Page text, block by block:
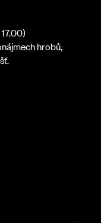
hrobů,